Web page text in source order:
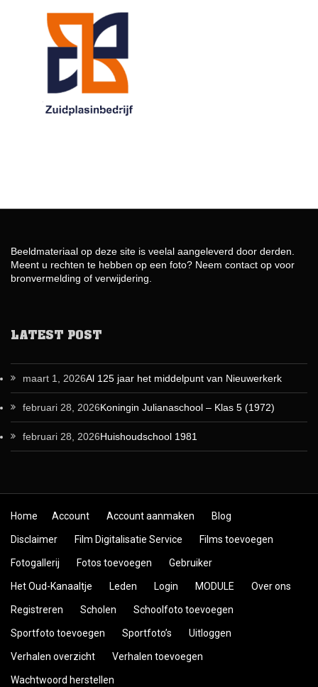
Beeldmateriaal op deze site is veelal aangeleverd door derden.
Meent u rechten te hebben op een foto? Neem contact op voor
bronvermelding of verwijdering.
LATEST POST
Al 125 jaar het middelpunt van Nieuwerkerk
maart 1, 2026
Koningin Julianaschool – Klas 5 (1972)
februari 28, 2026
Huishoudschool 1981
februari 28, 2026
Skip to content
Home Account Account aanmaken Blog
Disclaimer Film Digitalisatie Service Films toevoegen
Fotogallerij Fotos toevoegen Gebruiker
Het Oud-Kanaaltje Leden Login MODULE Over ons
Registreren Scholen Schoolfoto toevoegen
Sportfoto toevoegen Sportfoto’s Uitloggen
Verhalen overzicht Verhalen toevoegen
Wachtwoord herstellen